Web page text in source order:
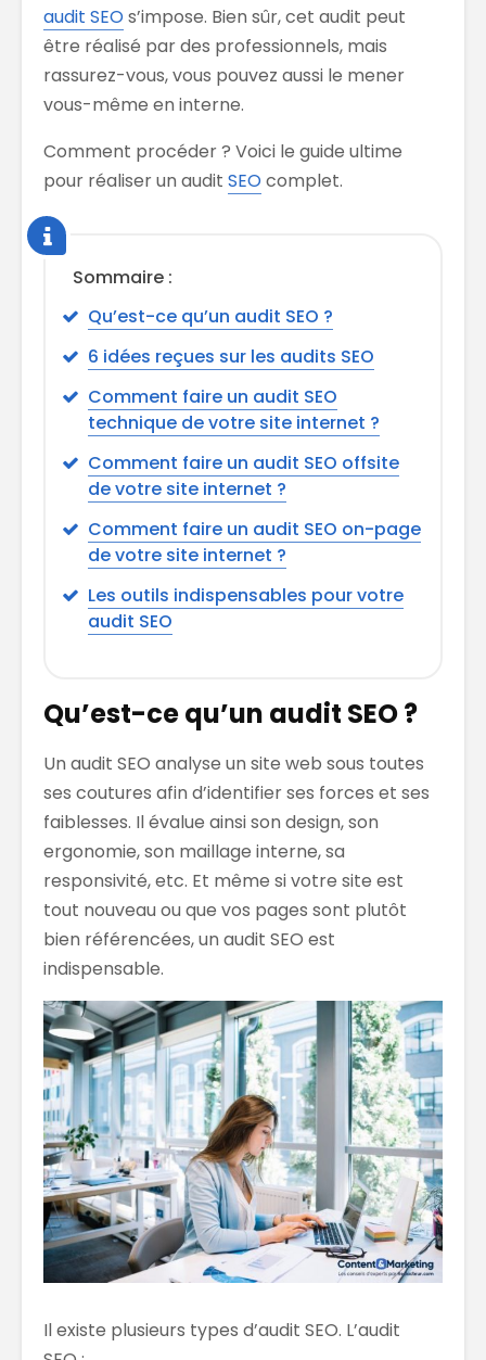
audit SEOs’impose. Bien sûr, cet audit peut
être réalisé par des professionnels, mais
rassurez-vous, vous pouvez aussi le mener
vous-même en interne.
Comment procéder ? Voici le guide ultime
pour réaliser un audit SEOcomplet.
Sommaire :
Qu’est-ce qu’un audit SEO ?
6 idées reçues sur les audits SEO
Comment faire un audit SEO
technique de votre site internet ?
Comment faire un audit SEO offsite
de votre site internet ?
Comment faire un audit SEO on-page
de votre site internet ?
Les outils indispensables pour votre
audit SEO
Qu’est-ce qu’un audit SEO ?
Un audit SEO analyse un site web sous toutes
ses coutures afin d’identifier ses forces et ses
faiblesses. Il évalue ainsi son design, son
ergonomie, son maillage interne, sa
responsivité, etc. Et même si votre site est
tout nouveau ou que vos pages sont plutôt
bien référencées, un audit SEO est
indispensable.
Il existe plusieurs types d’audit SEO. L’audit